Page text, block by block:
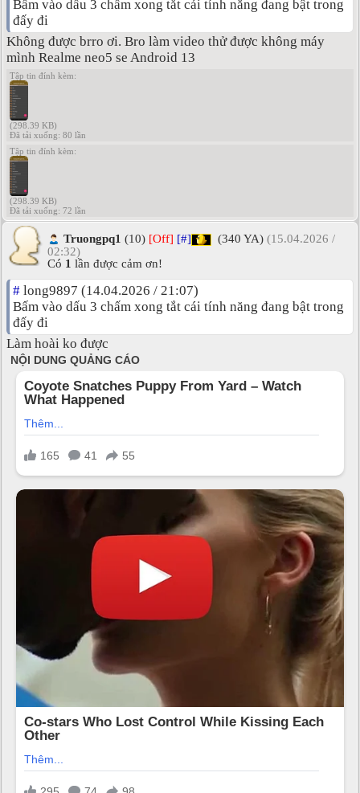
Bấm vào dấu 3 chấm xong tắt cái tính năng đang bật trong
đấy đi
Không được brro ơi. Bro làm video thử được không máy
mình Realme neo5 se Android 13
Tập tin đính kèm:
(298.39 KB)
Đã tải xuống: 80 lần
Tập tin đính kèm:
(298.39 KB)
Đã tải xuống: 72 lần
Truongpq1 (10) [Off] [#] (340 YA) (15.04.2026 /
02:32)
Có 1 lần được cảm ơn!
# long9897 (14.04.2026 / 21:07)
Bấm vào dấu 3 chấm xong tắt cái tính năng đang bật trong
đấy đi
Làm hoài ko được